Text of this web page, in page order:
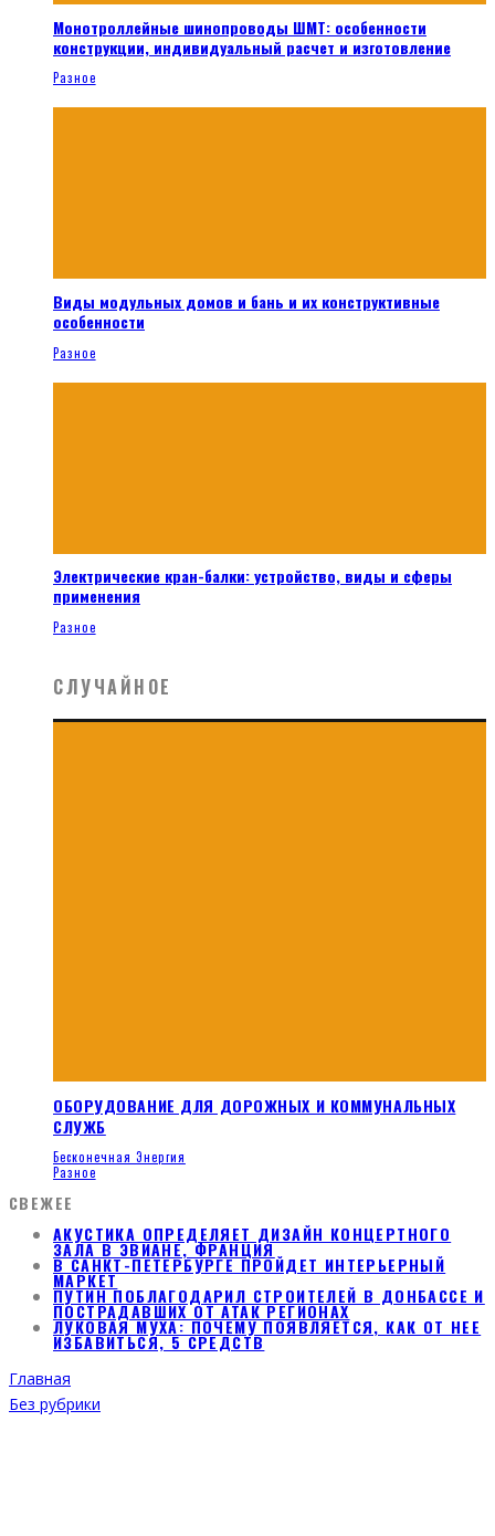
Монотроллейные шинопроводы ШМТ: особенности
конструкции, индивидуальный расчет и изготовление
Разное
Виды модульных домов и бань и их конструктивные
особенности
Разное
Электрические кран-балки: устройство, виды и сферы
применения
Разное
СЛУЧАЙНОЕ
ОБОРУДОВАНИЕ ДЛЯ ДОРОЖНЫХ И КОММУНАЛЬНЫХ
СЛУЖБ
Бесконечная Энергия
Разное
СВЕЖЕЕ
АКУСТИКА ОПРЕДЕЛЯЕТ ДИЗАЙН КОНЦЕРТНОГО
ЗАЛА В ЭВИАНЕ, ФРАНЦИЯ
В САНКТ-ПЕТЕРБУРГЕ ПРОЙДЕТ ИНТЕРЬЕРНЫЙ
МАРКЕТ
ПУТИН ПОБЛАГОДАРИЛ СТРОИТЕЛЕЙ В ДОНБАССЕ И
ПОСТРАДАВШИХ ОТ АТАК РЕГИОНАХ
ЛУКОВАЯ МУХА: ПОЧЕМУ ПОЯВЛЯЕТСЯ, КАК ОТ НЕЕ
ИЗБАВИТЬСЯ, 5 СРЕДСТВ
Главная
Без рубрики